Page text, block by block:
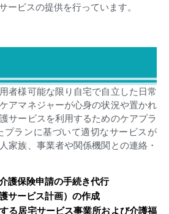
ービスの提供を行っています。
者様可能な限り自宅で自立した日常
アマネジャーが心身の状況や置かれ
サービスを利用するためのケアプラ
プランに基づいて適切なサービスが
家族、事業者や関係機関との連絡・
護保険申請の手続き代行
サービス計画）の作成
る居宅サービス事業所および介護福